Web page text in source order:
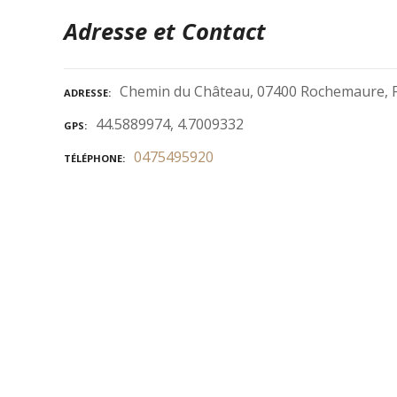
Adresse et Contact
ADRESSE Chemin du Château, 07400 Rochemaure,
GPS 44.5889974, 4.7009332
TÉLÉPHONE 0475495920